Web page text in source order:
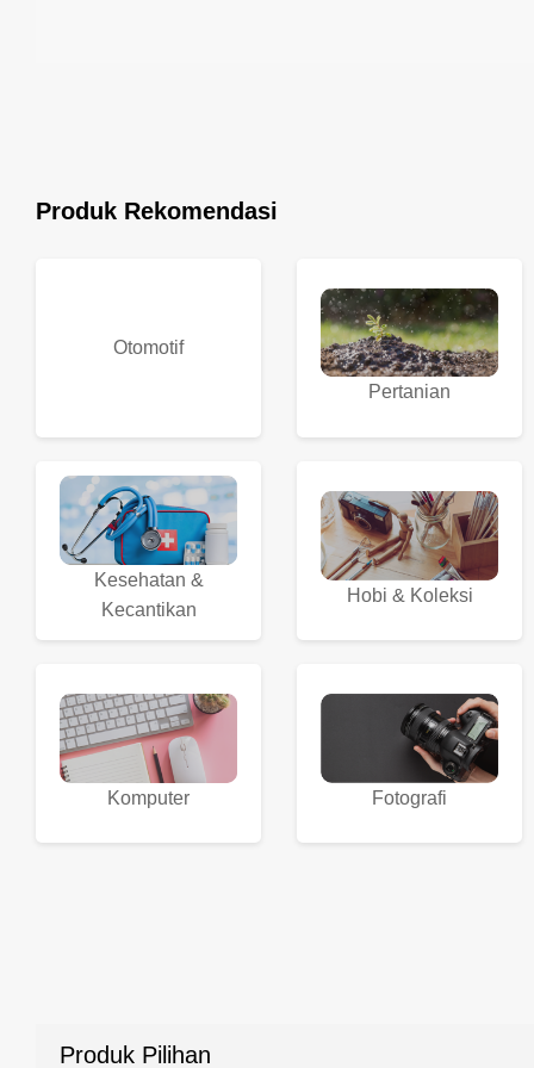
Produk Rekomendasi
Otomotif
Pertanian
Kesehatan &
Kecantikan
Hobi & Koleksi
Komputer Fotografi
Produk Pilihan